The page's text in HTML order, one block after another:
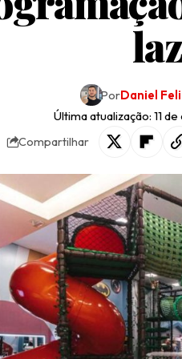
Última atualização: 11
PorDaniel
Compartilhar